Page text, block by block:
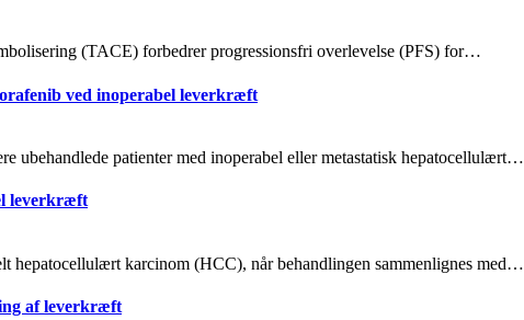
(TACE) forbedrer progressionsfri overlevelse (PFS) for…
ved inoperabel leverkræft
ubehandlede patienter med inoperabel eller metastatisk hepatocellulært…
leverkræft
hepatocellulært karcinom (HCC), når behandlingen sammenlignes med…
af leverkræft